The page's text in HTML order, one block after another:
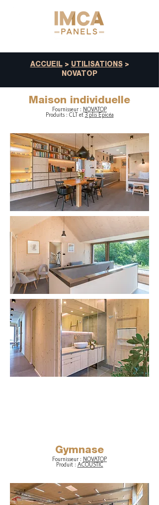
ACCUEIL> UTILISATIONS>
NOVATOP
Maison individuelle
Fournisseur : NOVATOP
Produits : CLT et 3 plis Epicéa
Gymnase
Fournisseur : NOVATOP
Produit : ACOUSTIC